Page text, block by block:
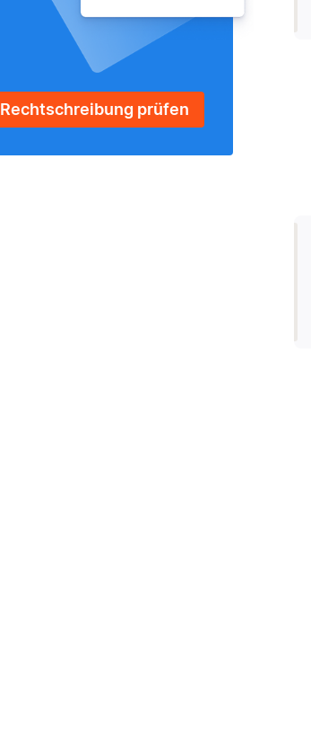
Rechtschreibung prüfen